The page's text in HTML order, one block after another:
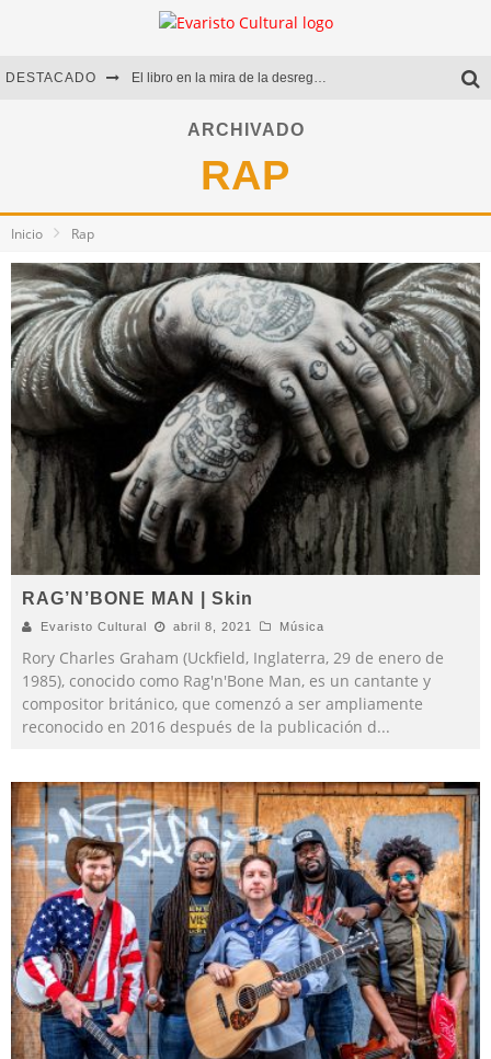
DESTACADO El libro en la mira de la desregulación
Marcelo Rubio | El llovedor
Diego Meret | Hotel Acapulco
Alejandra Correa | La nieve
ARCHIVADO
RAP
Inicio Rap
RAG’N’BONE MAN | Skin
Evaristo Cultural abril 8, 2021 Música
Rory Charles Graham (Uckfield, Inglaterra, 29 de enero de
1985), conocido como Rag'n'Bone Man, es un cantante y
compositor británico, que comenzó a ser ampliamente
reconocido en 2016 después de la publicación d...